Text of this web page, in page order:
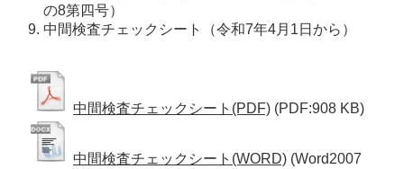
の8第四号）
中間検査チェックシート（令和7年4月1日から）
中間検査チェックシート(PDF) (PDF:908 KB)
中間検査チェックシート(WORD) (Word2007